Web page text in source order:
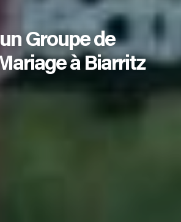
Groupe de
à Biarritz